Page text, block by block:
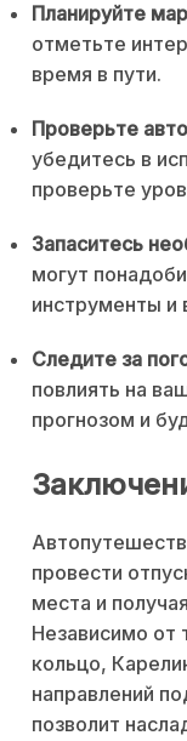
Планируйте
отметьте
время в пути.
Проверьте
убедитесь в
проверьте
Запаситесь
могут
инструменты и
Следите за
повлиять на
прогнозом и
провести
места и
Независимо от
кольцо,
направлений
позволит